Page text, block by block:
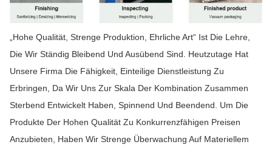
„Hohe Qualität, Strenge Produktion, Ehrliche Art“ Ist Die Lehre,
Die Wir Ständig Bleibend Und Ausübend Sind. Heutzutage Hat
Unsere Firma Die Fähigkeit, Einteilige Dienstleistung Zu
Erbringen, Da Wir Uns Zur Skala Der Kombination Zusammen
Sterbend Entwickelt Haben, Spinnend Und Beendend. Um Die
Produkte Der Hohen Qualität Zu Konkurrenzfähigen Preisen
Anzubieten, Haben Wir Strenge Überwachung Auf Materiellem